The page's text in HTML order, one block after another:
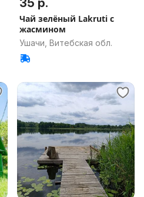
35 р.
Чай зелёный Lakruti с
жасмином
Ушачи, Витебская обл.